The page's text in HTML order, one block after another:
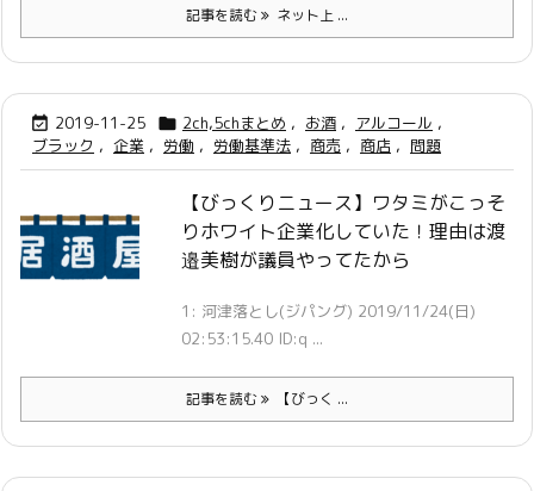
記事を読む ネット上 ...
 2019-11-25  2ch,5chまとめ , お酒 , アルコール ,
ブラック , 企業 , 労働 , 労働基準法 , 商売 , 商店 , 問題
【びっくりニュース】ワタミがこっそ
りホワイト企業化していた！理由は渡
邉美樹が議員やってたから
1: 河津落とし(ジパング) 2019/11/24(日)
02:53:15.40 ID:q ...
記事を読む 【びっく ...